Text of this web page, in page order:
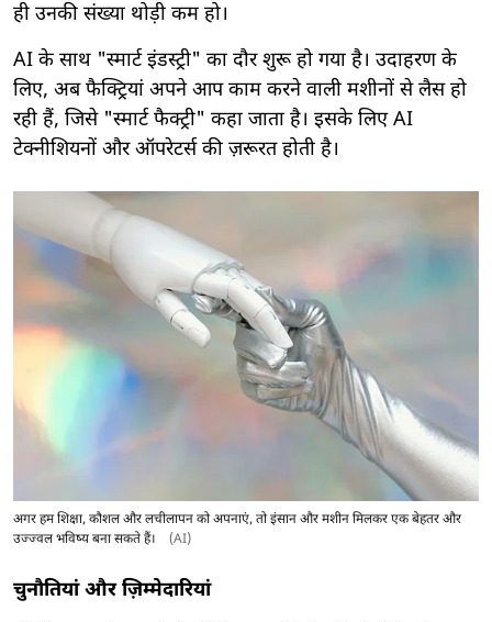
ही उनकी संख्या थोड़ी कम हो।
AI के साथ "स्मार्ट इंडस्ट्री" का दौर शुरू हो गया है। उदाहरण के
लिए, अब फैक्ट्रियां अपने आप काम करने वाली मशीनों से लैस हो
रही हैं, जिसे "स्मार्ट फैक्ट्री" कहा जाता है। इसके लिए AI
टेक्नीशियनों और ऑपरेटर्स की ज़रूरत होती है।
अगर हम शिक्षा, कौशल और लचीलापन को अपनाएं, तो इंसान और मशीन मिलकर एक बेहतर और
उज्ज्वल भविष्य बना सकते हैं।
(AI)
चुनौतियां और ज़िम्मेदारियां